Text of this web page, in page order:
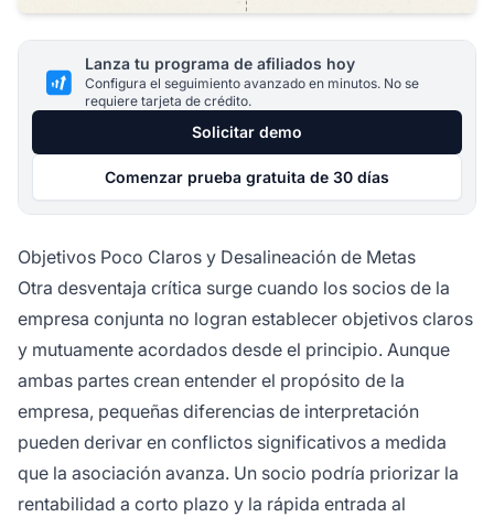
Lanza tu programa de afiliados hoy
Configura el seguimiento avanzado en minutos. No se
requiere tarjeta de crédito.
Solicitar demo
Comenzar prueba gratuita de 30 días
Objetivos Poco Claros y Desalineación de Metas
Otra desventaja crítica surge cuando los socios de la
empresa conjunta no logran establecer objetivos claros
y mutuamente acordados desde el principio. Aunque
ambas partes crean entender el propósito de la
empresa, pequeñas diferencias de interpretación
pueden derivar en conflictos significativos a medida
que la asociación avanza. Un socio podría priorizar la
rentabilidad a corto plazo y la rápida entrada al